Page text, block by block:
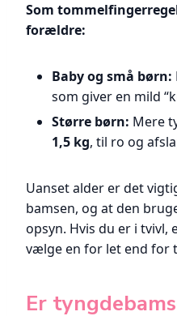
Som
forældre:
Baby og små børn:
som giver en mild
Større børn: Mere
1,5 kg, til ro og
Uanset alder er det
bamsen, og at den
opsyn. Hvis du er i tvivl,
vælge en for let end for
Er